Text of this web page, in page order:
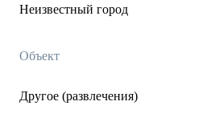
Неизвестный город
Объект
Другое (развлечения)